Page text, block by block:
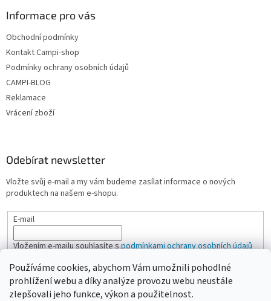
Používáme cookies, abychom Vám umožnili pohodlné
prohlížení webu a díky analýze provozu webu neustále
zlepšovali jeho funkce, výkon a použitelnost.
Informace pro vás
Obchodní podmínky
Kontakt Campi-shop
Podmínky ochrany osobních údajů
CAMPI-BLOG
Reklamace
Vrácení zboží
Odebírat newsletter
Vložte svůj e-mail a my vám budeme zasílat informace o nových
produktech na našem e-shopu.
E-mail
Vložením e-mailu souhlasíte spodmínkami ochrany osobních údajů
PŘIHLÁSIT SE